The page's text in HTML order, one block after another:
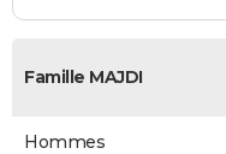
Famille MAJDI
Hommes